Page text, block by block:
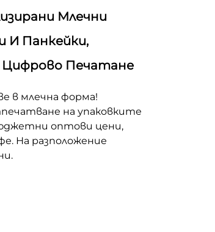
Млечни
И Панкейки,
Печатане
в млечна форма!
на упаковките
оптови цени,
На разположение